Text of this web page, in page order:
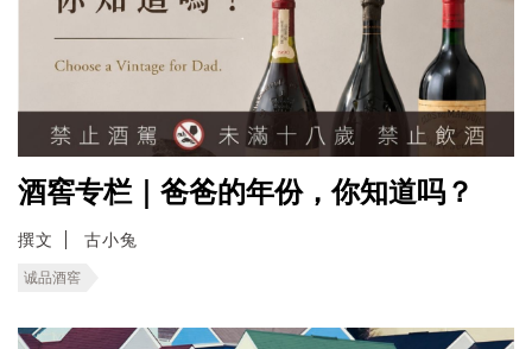
酒窖专栏｜爸爸的年份，你知道吗？
撰文 古小兔
诚品酒窖